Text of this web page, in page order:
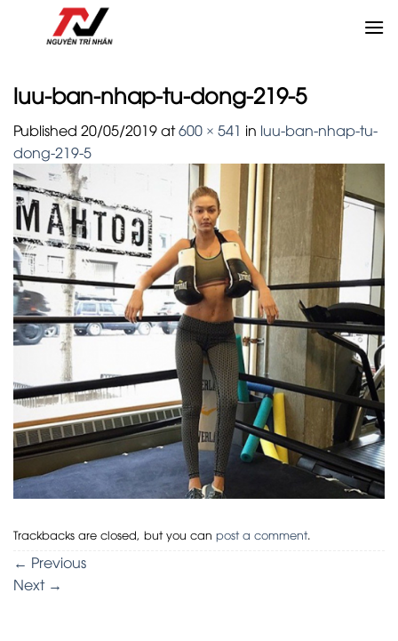
luu-ban-nhap-tu-dong-219-5
Published 20/05/2019at600 × 541 in luu-ban-nhap-tu-
dong-219-5
Trackbacks are closed, but you can post a comment.
← Previous
Next →